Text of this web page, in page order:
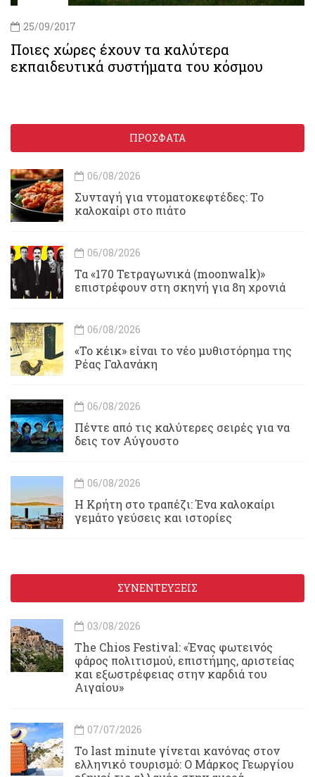
25/09/2017
Ποιες χώρες έχουν τα καλύτερα
εκπαιδευτικά συστήματα του κόσμου
ΠΡΟΣΦΑΤΑ
06/08/2026
Συνταγή για ντοματοκεφτέδες: Το
καλοκαίρι στο πιάτο
06/08/2026
Τα «170 Τετραγωνικά (moonwalk)»
επιστρέφουν στη σκηνή για 8η χρονιά
06/08/2026
«Το κέικ» είναι το νέο μυθιστόρημα της
Ρέας Γαλανάκη
06/08/2026
Πέντε από τις καλύτερες σειρές για να
δεις τον Αύγουστο
06/08/2026
Η Κρήτη στο τραπέζι: Ένα καλοκαίρι
γεμάτο γεύσεις και ιστορίες
ΣΥΝΕΝΤΕΥΞΕΙΣ
03/08/2026
Τhe Chios Festival: «Ένας φωτεινός
φάρος πολιτισμού, επιστήμης, αριστείας
και εξωστρέφειας στην καρδιά του
Αιγαίου»
07/07/2026
Το last minute γίνεται κανόνας στον
ελληνικό τουρισμό: Ο Μάρκος Γεωργίου